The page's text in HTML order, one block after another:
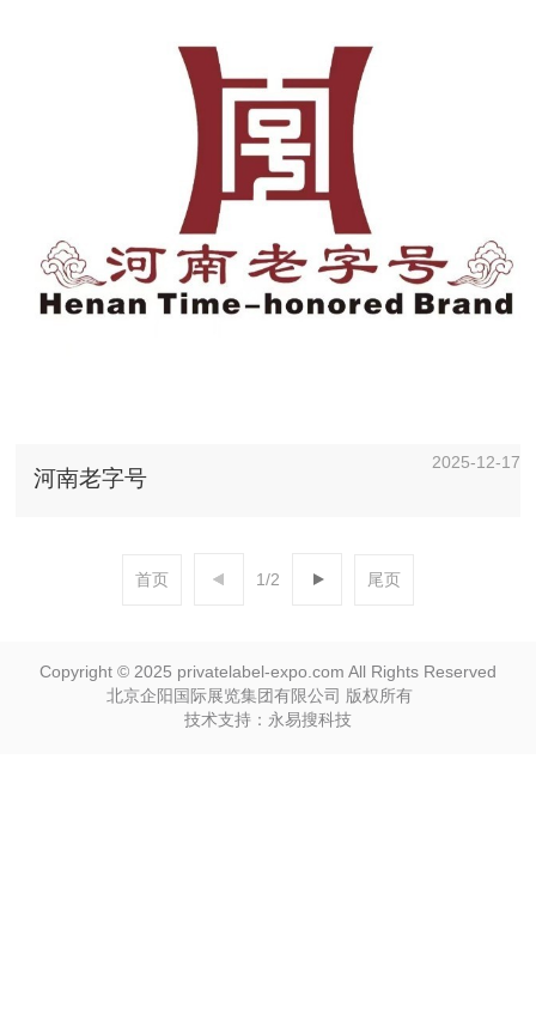
河南老字号
2025-12-17
首页 1/2 尾页
Copyright © 2025 privatelabel-expo.com All Rights Reserved
北京企阳国际展览集团有限公司 版权所有
技术支持：永易搜科技